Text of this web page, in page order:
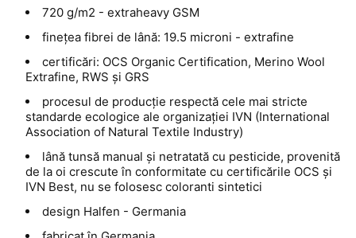
720 g/m2 - extraheavy GSM
finețea fibrei de lână: 19.5 microni - extrafine
certificări: OCS Organic Certification, Merino Wool
Extrafine, RWS și GRS
procesul de producție respectă cele mai stricte
standarde ecologice ale organizației IVN (International
Association of Natural Textile Industry)
lână tunsă manual și netratată cu pesticide, provenită
de la oi crescute în conformitate cu certificările OCS și
IVN Best, nu se folosesc coloranti sintetici
design Halfen - Germania